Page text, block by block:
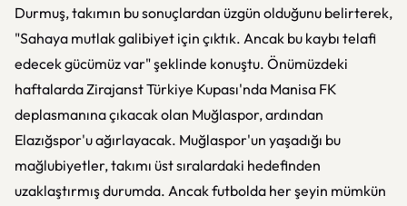
Durmuş, takımın bu sonuçlardan üzgün olduğunu belirterek,
"Sahaya mutlak galibiyet için çıktık. Ancak bu kaybı telafi
edecek gücümüz var" şeklinde konuştu. Önümüzdeki
haftalarda Zirajanst Türkiye Kupası'nda Manisa FK
deplasmanına çıkacak olan Muğlaspor, ardından
Elazığspor'u ağırlayacak. Muğlaspor'un yaşadığı bu
mağlubiyetler, takımı üst sıralardaki hedefinden
uzaklaştırmış durumda. Ancak futbolda her şeyin mümkün